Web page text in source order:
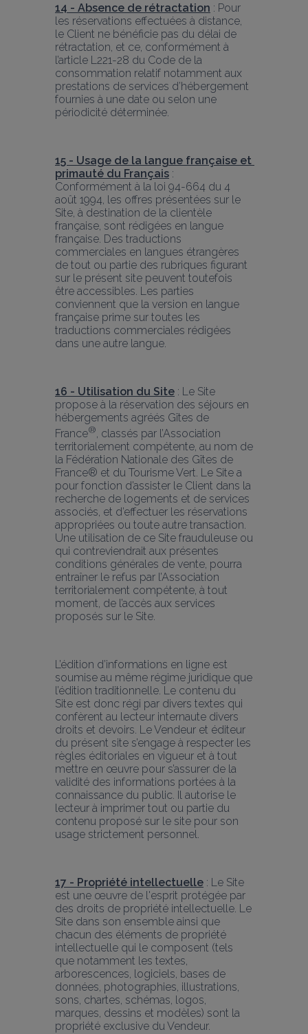
14 - Absence de rétractation : Pour
les réservations effectuées à distance,
le Client ne bénéficie pas du délai de
rétractation, et ce, conformément à
l’article L221-28 du Code de la
consommation relatif notamment aux
prestations de services d’hébergement
fournies à une date ou selon une
périodicité déterminée.
15 - Usage de la langue française et
primauté du Français :
Conformément à la loi 94-664 du 4
août 1994, les offres présentées sur le
Site, à destination de la clientèle
française, sont rédigées en langue
française. Des traductions
commerciales en langues étrangères
de tout ou partie des rubriques figurant
sur le présent site peuvent toutefois
être accessibles. Les parties
conviennent que la version en langue
française prime sur toutes les
traductions commerciales rédigées
dans une autre langue.
16 - Utilisation du Site : Le Site
propose à la réservation des séjours en
hébergements agréés Gîtes de
France®, classés par l’Association
territorialement compétente, au nom de
la Fédération Nationale des Gîtes de
France® et du Tourisme Vert. Le Site a
pour fonction d’assister le Client dans la
recherche de logements et de services
associés, et d’effectuer les réservations
appropriées ou toute autre transaction.
Une utilisation de ce Site frauduleuse ou
qui contreviendrait aux présentes
conditions générales de vente, pourra
entraîner le refus par l’Association
territorialement compétente, à tout
moment, de l’accès aux services
proposés sur le Site.
L’édition d’informations en ligne est
soumise au même régime juridique que
l’édition traditionnelle. Le contenu du
Site est donc régi par divers textes qui
confèrent au lecteur internaute divers
droits et devoirs. Le Vendeur et éditeur
du présent site s’engage à respecter les
règles éditoriales en vigueur et à tout
mettre en œuvre pour s’assurer de la
validité des informations portées à la
connaissance du public. Il autorise le
lecteur à imprimer tout ou partie du
contenu proposé sur le site pour son
usage strictement personnel.
17 - Propriété intellectuelle : Le Site
est une œuvre de l'esprit protégée par
des droits de propriété intellectuelle. Le
Site dans son ensemble ainsi que
chacun des éléments de propriété
intellectuelle qui le composent (tels
que notamment les textes,
arborescences, logiciels, bases de
données, photographies, illustrations,
sons, chartes, schémas, logos,
marques, dessins et modèles) sont la
propriété exclusive du Vendeur.